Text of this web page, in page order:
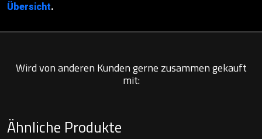
Übersicht.
Wird von anderen Kunden gerne zusammen gekauft
mit:
Ähnliche Produkte